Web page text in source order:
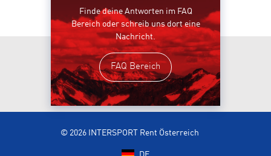
Finde deine Antworten im FAQ
Bereich oder schreib uns dort eine
Nachricht.
FAQ Bereich
© 2026 INTERSPORT Rent Österreich